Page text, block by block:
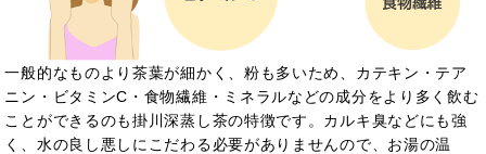
一般的なものより茶葉が細かく、粉も多いため、カテキン・テア
ニン・ビタミンC・食物繊維・ミネラルなどの成分をより多く飲む
ことができるのも掛川深蒸し茶の特徴です。カルキ臭などにも強
く、水の良し悪しにこだわる必要がありませんので、お湯の温